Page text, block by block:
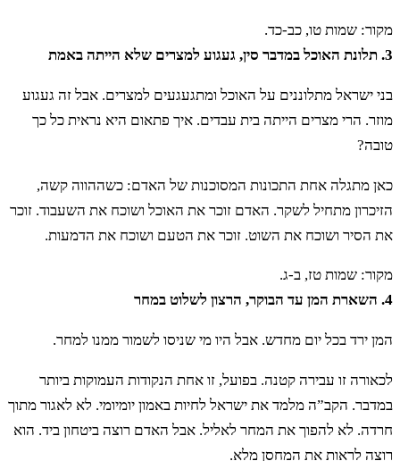
מקור: שמות טו, כב-כד.
3. תלונת האוכל במדבר סין, געגוע למצרים שלא הייתה באמת
בני ישראל מתלוננים על האוכל ומתגעגעים למצרים. אבל זה געגוע
מוזר. הרי מצרים הייתה בית עבדים. איך פתאום היא נראית כל כך
טובה?
כאן מתגלה אחת התכונות המסוכנות של האדם: כשההווה קשה,
הזיכרון מתחיל לשקר. האדם זוכר את האוכל ושוכח את השעבוד. זוכר
את הסיר ושוכח את השוט. זוכר את הטעם ושוכח את הדמעות.
מקור: שמות טז, ב-ג.
4. השארת המן עד הבוקר, הרצון לשלוט במחר
המן ירד בכל יום מחדש. אבל היו מי שניסו לשמור ממנו למחר.
לכאורה זו עבירה קטנה. בפועל, זו אחת הנקודות העמוקות ביותר
במדבר. הקב”ה מלמד את ישראל לחיות באמון יומיומי. לא לאגור מתוך
חרדה. לא להפוך את המחר לאליל. אבל האדם רוצה ביטחון ביד. הוא
רוצה לראות את המחסן מלא.